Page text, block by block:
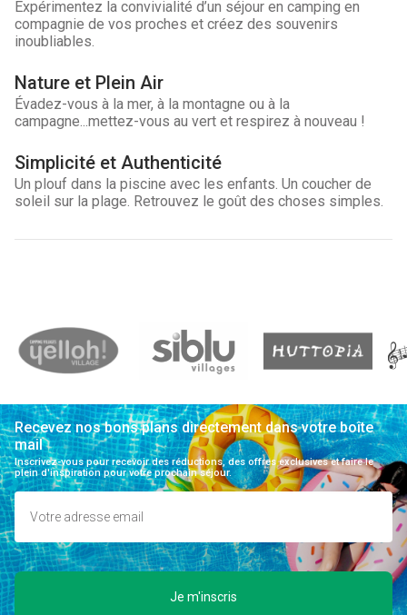
Expérimentez la convivialité d’un séjour en camping en
compagnie de vos proches et créez des souvenirs
inoubliables.
Nature et Plein Air
Évadez-vous à la mer, à la montagne ou à la
campagne...mettez-vous au vert et respirez à nouveau !
Simplicité et Authenticité
Un plouf dans la piscine avec les enfants. Un coucher de
soleil sur la plage. Retrouvez le goût des choses simples.
Recevez nos bons plans directement dans votre boîte
mail
Inscrivez-vous pour recevoir des réductions, des offres exclusives et faire le
plein d'inspiration pour votre prochain séjour.
Je m'inscris